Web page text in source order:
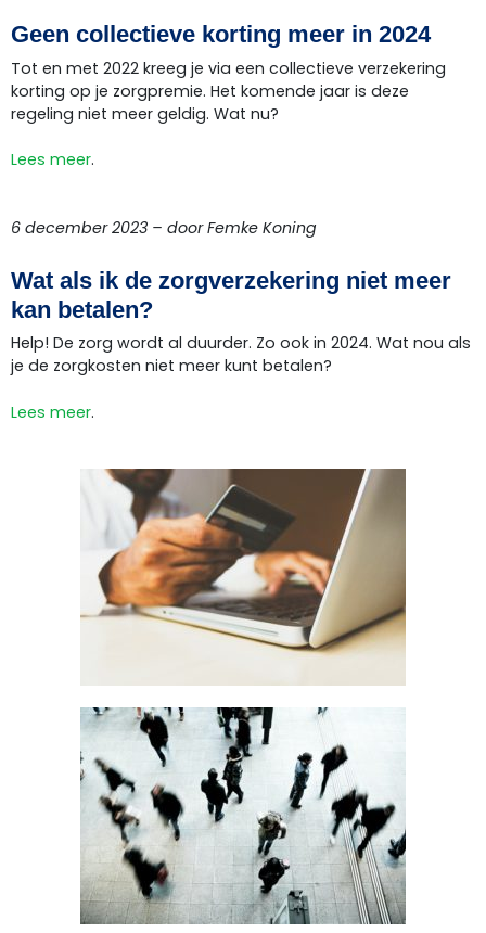
Geen collectieve korting meer in 2024
Tot en met 2022 kreeg je via een collectieve verzekering
korting op je zorgpremie. Het komende jaar is deze
regeling niet meer geldig. Wat nu?
Lees meer.
6 december 2023 – door Femke Koning
Wat als ik de zorgverzekering niet meer
kan betalen?
Help! De zorg wordt al duurder. Zo ook in 2024. Wat nou als
je de zorgkosten niet meer kunt betalen?
Lees meer.